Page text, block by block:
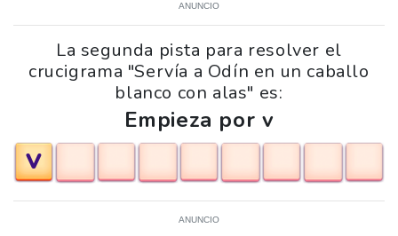
ANUNCIO
La segunda pista para resolver el
crucigrama "Servía a Odín en un caballo
blanco con alas" es:
Empieza por v
V
ANUNCIO